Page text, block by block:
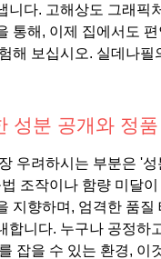
니다. 고해상도 그래픽
통해, 이제 집에서도
해 보십시오. 실데나필
성분 공개와 정
우려하시는 부분은 '성
조작이나 함량 미달
지향하며, 엄격한 품질
합니다. 누구나 공정하
잡을 수 있는 환경, 이